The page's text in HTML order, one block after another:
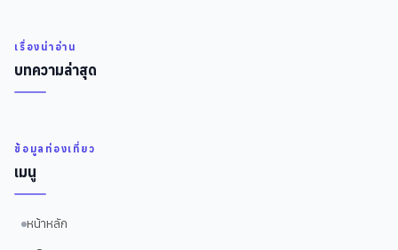
เรื่องน่าอ่าน
บทความล่าสุด
ข้อมูลท่องเที่ยว
เมนู
หน้าหลัก